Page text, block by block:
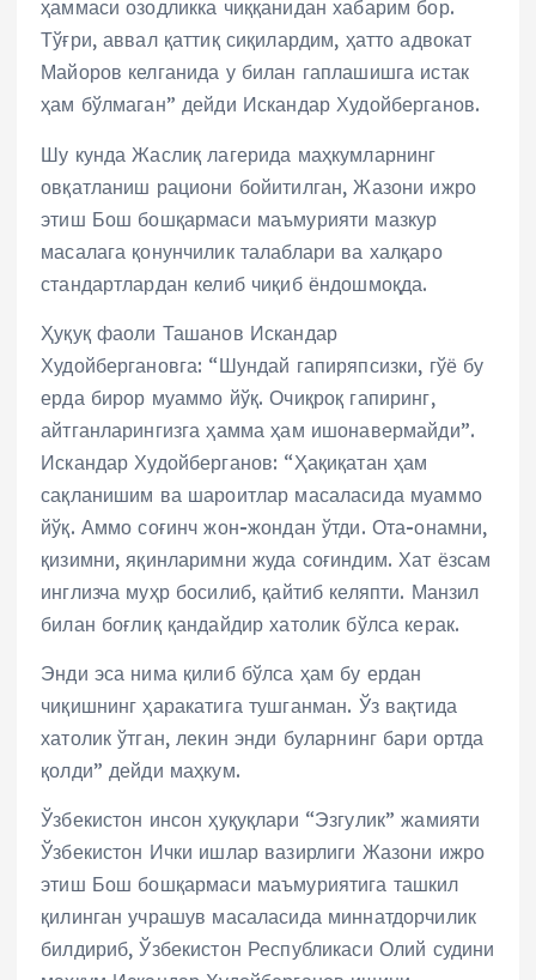
ҳаммаси озодликка чиққанидан хабарим бор.
Тўғри, аввал қаттиқ сиқилардим, ҳатто адвокат
Майоров келганида у билан гаплашишга истак
ҳам бўлмаган” дейди Искандар Худойберганов.
Шу кунда Жаслиқ лагерида маҳкумларнинг
овқатланиш рациони бойитилган, Жазони ижро
этиш Бош бошқармаси маъмурияти мазкур
масалага қонунчилик талаблари ва халқаро
стандартлардан келиб чиқиб ёндошмоқда.
Ҳуқуқ фаоли Ташанов Искандар
Худойбергановга: “Шундай гапиряпсизки, гўё бу
ерда бирор муаммо йўқ. Очиқроқ гапиринг,
айтганларингизга ҳамма ҳам ишонавермайди”.
Искандар Худойберганов: “Ҳақиқатан ҳам
сақланишим ва шароитлар масаласида муаммо
йўқ. Аммо соғинч жон-жондан ўтди. Ота-онамни,
қизимни, яқинларимни жуда соғиндим. Хат ёзсам
инглизча муҳр босилиб, қайтиб келяпти. Манзил
билан боғлиқ қандайдир хатолик бўлса керак.
Энди эса нима қилиб бўлса ҳам бу ердан
чиқишнинг ҳаракатига тушганман. Ўз вақтида
хатолик ўтган, лекин энди буларнинг бари ортда
қолди” дейди маҳкум.
Ўзбекистон инсон ҳуқуқлари “Эзгулик” жамияти
Ўзбекистон Ички ишлар вазирлиги Жазони ижро
этиш Бош бошқармаси маъмуриятига ташкил
қилинган учрашув масаласида миннатдорчилик
билдириб, Ўзбекистон Республикаси Олий судини